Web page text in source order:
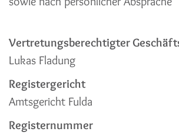
Vertretungsberechtigter
Lukas Fladung
Registergericht
Amtsgericht Fulda
Registernummer